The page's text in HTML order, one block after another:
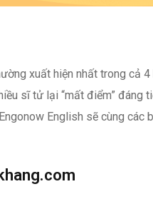
xuất hiện nhất trong cả
sĩ tử lại “mất điểm” đáng
English sẽ cùng các